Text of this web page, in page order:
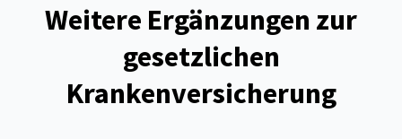
Weitere Ergänzungen zur
gesetzlichen
Krankenversicherung